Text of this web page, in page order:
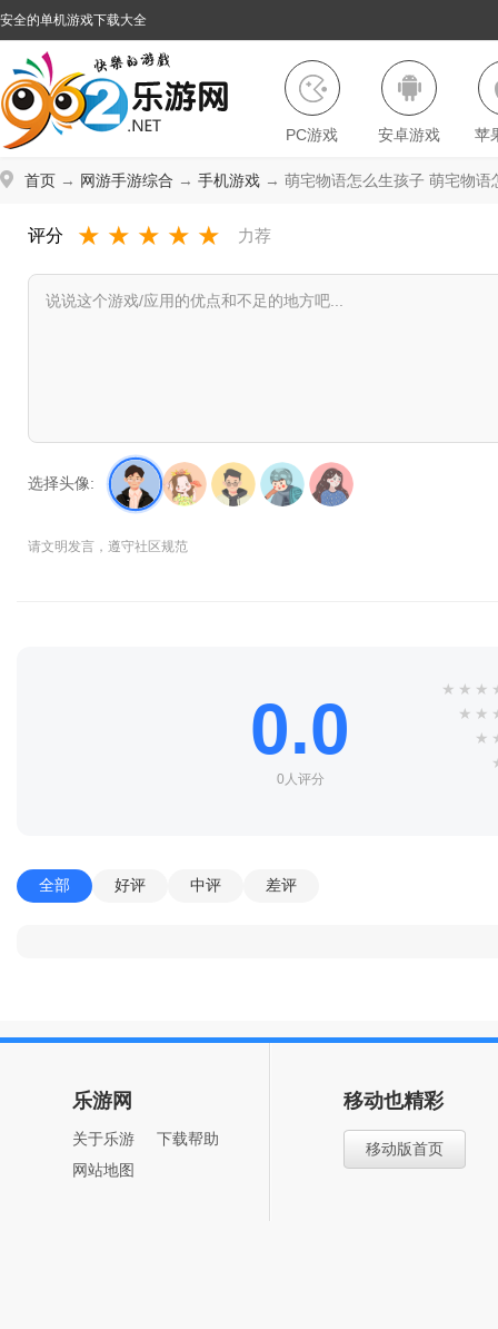
安全的单机游戏下载大全
PC游戏 安卓游戏 苹
首页 → 网游手游综合 → 手机游戏 → 萌宅物语怎么生孩子 萌宅物语
评分 ★ ★ ★ ★ ★ 力荐
选择头像:
请文明发言，遵守社区规范
0.0
0人评分
★ ★ ★
★ ★
★
全部 好评 中评 差评
乐游网
关于乐游
下载帮助
网站地图
移动也精彩
移动版首页